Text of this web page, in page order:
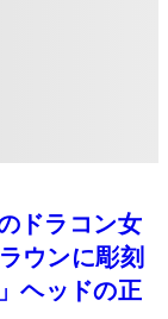
ドラコン女
ウンに彫刻
ヘッドの正